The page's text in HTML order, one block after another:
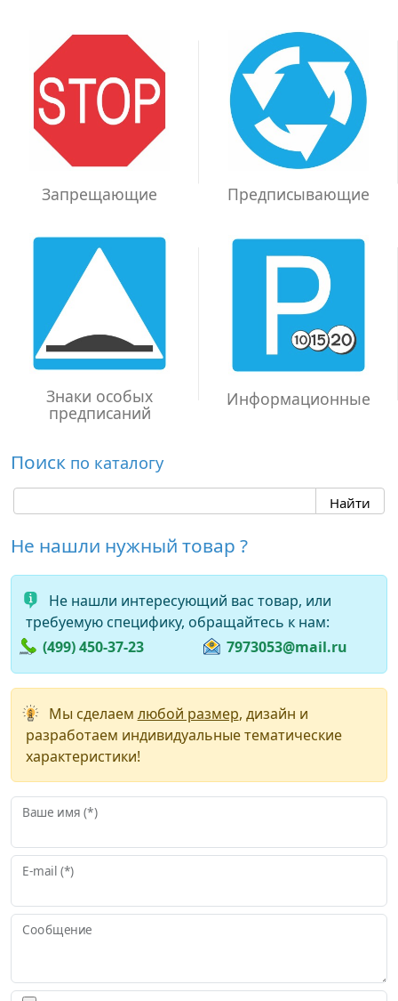
Запрещающие Предписывающие
Знаки особых
предписаний
Информационные
Поиск по каталогу
Не нашли нужный товар ?
Не нашли интересующий вас товар, или
требуемую специфику, обращайтесь к нам:
(499) 450-37-23
7973053@mail.ru
Мы сделаем любой размер, дизайн и
разработаем индивидуальные тематические
характеристики!
Ваше имя (*)
E-mail (*)
Сообщение